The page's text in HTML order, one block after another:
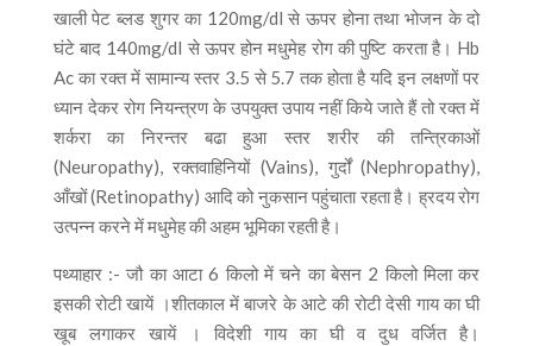
खाली पेट ब्लड शुगर का 120mg/dl से ऊपर होना तथा भोजन के दो
घंटे बाद 140mg/dl से ऊपर होन मधुमेह रोग की पुष्टि करता है। Hb
Ac का रक्त में सामान्य स्तर 3.5 से 5.7 तक होता है यदि इन लक्षणों पर
ध्यान देकर रोग नियन्त्रण के उपयुक्त उपाय नहीं किये जाते हैं तो रक्त में
शर्करा का निरन्तर बढा हुआ स्तर शरीर की तन्त्रिकाओं
(Neuropathy), रक्तवाहिनियों (Vains), गुर्दों (Nephropathy),
आँखों (Retinopathy) आदि को नुकसान पहुंचाता रहता है। ह्रदय रोग
उत्पन्न करने में मधुमेह की अहम भूमिका रहती है।
पथ्याहार :- जौ का आटा 6 किलो में चने का बेसन 2 किलो मिला कर
इसकी रोटी खायें ।शीतकाल में बाजरे के आटे की रोटी देसी गाय का घी
खूब लगाकर खायें । विदेशी गाय का घी व दुध वर्जित है।